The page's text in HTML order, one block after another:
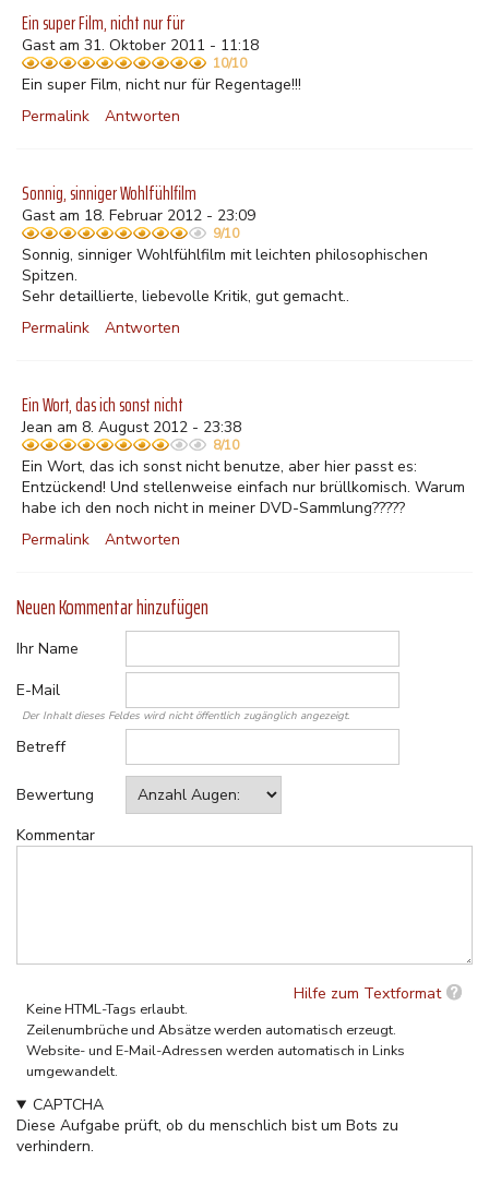
Ein super Film, nicht nur für
Gast am 31. Oktober 2011 - 11:18
10/10
Ein super Film, nicht nur für Regentage!!!
Permalink
Antworten
Sonnig, sinniger Wohlfühlfilm
Gast am 18. Februar 2012 - 23:09
9/10
Sonnig, sinniger Wohlfühlfilm mit leichten philosophischen
Spitzen.
Sehr detaillierte, liebevolle Kritik, gut gemacht..
Permalink
Antworten
Ein Wort, das ich sonst nicht
Jean am 8. August 2012 - 23:38
8/10
Ein Wort, das ich sonst nicht benutze, aber hier passt es:
Entzückend! Und stellenweise einfach nur brüllkomisch. Warum
habe ich den noch nicht in meiner DVD-Sammlung?????
Permalink
Antworten
Neuen Kommentar hinzufügen
Ihr Name
E-Mail
Der Inhalt dieses Feldes wird nicht öffentlich zugänglich angezeigt.
Betreff
Bewertung
Kommentar
Hilfe zum Textformat
Keine HTML-Tags erlaubt.
Zeilenumbrüche und Absätze werden automatisch erzeugt.
Website- und E-Mail-Adressen werden automatisch in Links
umgewandelt.
CAPTCHA
Diese Aufgabe prüft, ob du menschlich bist um Bots zu
verhindern.